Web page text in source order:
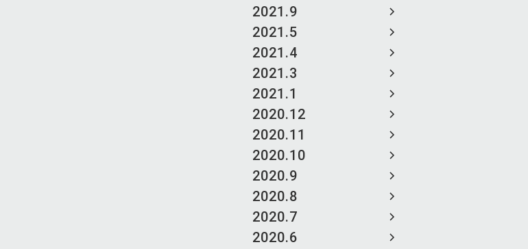
2021.9
2021.5
2021.4
2021.3
2021.1
2020.12
2020.11
2020.10
2020.9
2020.8
2020.7
2020.6